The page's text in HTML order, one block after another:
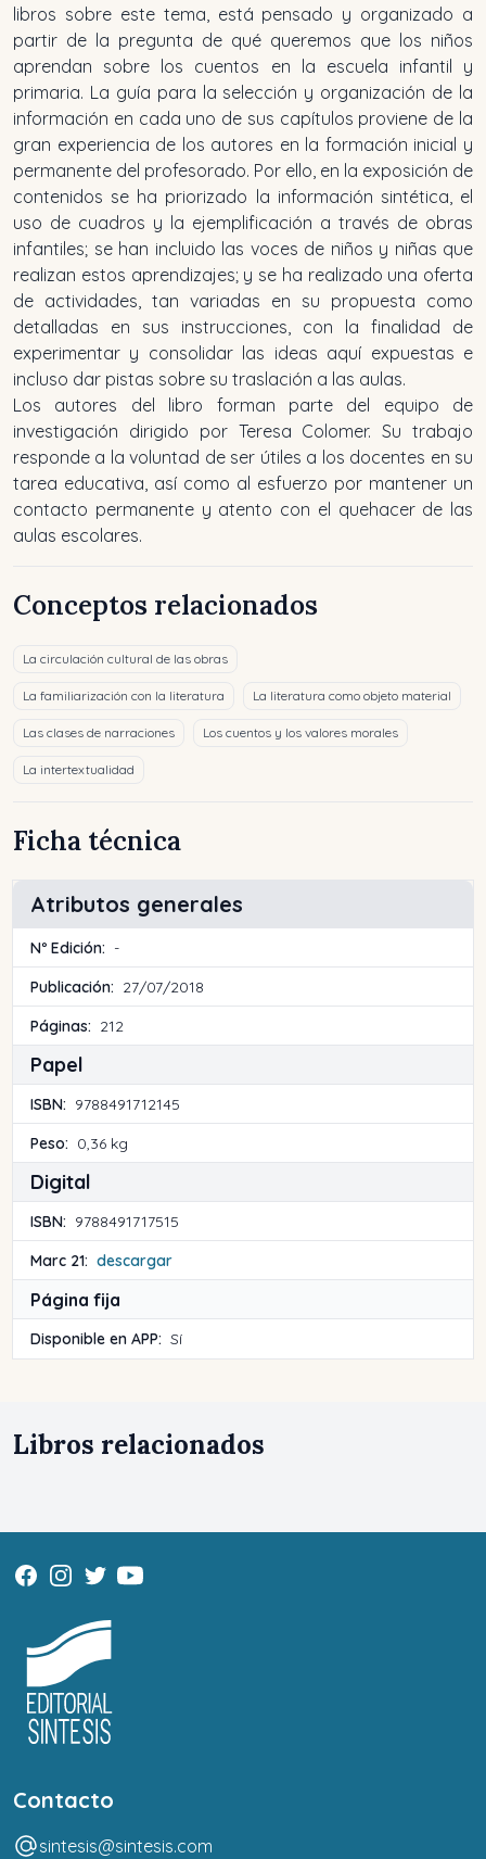
libros sobre este tema, está pensado y organizado a
partir de la pregunta de qué queremos que los niños
aprendan sobre los cuentos en la escuela infantil y
primaria. La guía para la selección y organización de la
información en cada uno de sus capítulos proviene de la
gran experiencia de los autores en la formación inicial y
permanente del profesorado. Por ello, en la exposición de
contenidos se ha priorizado la información sintética, el
uso de cuadros y la ejemplificación a través de obras
infantiles; se han incluido las voces de niños y niñas que
realizan estos aprendizajes; y se ha realizado una oferta
de actividades, tan variadas en su propuesta como
detalladas en sus instrucciones, con la finalidad de
experimentar y consolidar las ideas aquí expuestas e
incluso dar pistas sobre su traslación a las aulas.
Los autores del libro forman parte del equipo de
investigación dirigido por Teresa Colomer. Su trabajo
responde a la voluntad de ser útiles a los docentes en su
tarea educativa, así como al esfuerzo por mantener un
contacto permanente y atento con el quehacer de las
aulas escolares.
Conceptos relacionados
La circulación cultural de las obras
La familiarización con la literatura La literatura como objeto material
Las clases de narraciones Los cuentos y los valores morales
La intertextualidad
Ficha técnica
Atributos generales
Nº Edición: -
Publicación: 27/07/2018
Páginas: 212
Papel
ISBN: 9788491712145
Peso: 0,36 kg
Digital
ISBN: 9788491717515
Marc 21: descargar
Página fija
Disponible en APP: Sí
Libros relacionados
Contacto
sintesis@sintesis.com